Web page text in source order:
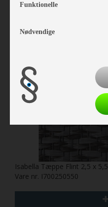
Isabella Tæppe Flint 2,5 x 5,5
Vare nr. I700250550
Funktionelle
Nødvendige